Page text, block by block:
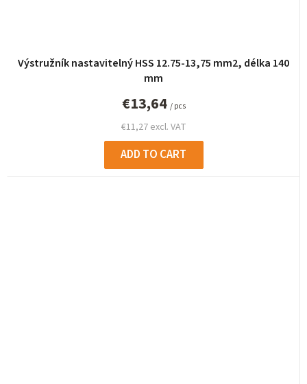
Výstružník nastavitelný HSS 12.75-13,75 mm2, délka 140
mm
€11,27 excl. VAT
€13,64 / pcs
ADD TO CART